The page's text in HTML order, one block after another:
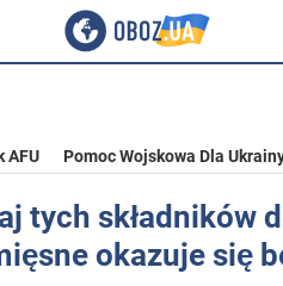
AFU Pomoc Wojskowa Dla
tych składników
okazuje się